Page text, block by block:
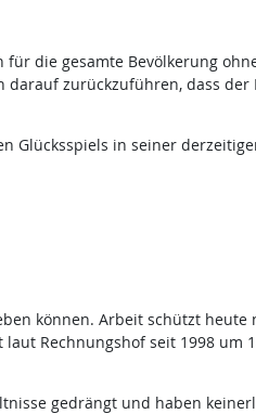
die gesamte Bevölkerung
zurückzuführen, dass
Glücksspiels in seiner
können. Arbeit schützt
Rechnungshof seit 1998
gedrängt und haben